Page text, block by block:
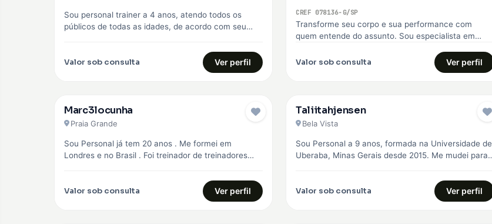
Sou personal trainer a 4 anos, atendo todos os
públicos de todas as idades, de acordo com seu
Valor sob consulta Ver perfil
CREF 078136-G/SP
Transforme seu corpo e sua performance com
quem entende do assunto. Sou especialista em
Valor sob consulta Ver perfil
Marc3locunha
Praia Grande
Sou Personal já tem 20 anos . Me formei em
Londres e no Brasil . Foi treinador de treinadores
Valor sob consulta Ver perfil
Taliitahjensen
Bela Vista
Sou Personal a 9 anos, formada na Universidade de
Uberaba, Minas Gerais desde 2015. Me mudei para
Valor sob consulta Ver perfil